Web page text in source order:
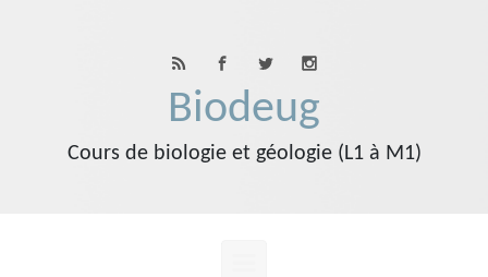
Biodeug
Cours de biologie et géologie (L1 à M1)